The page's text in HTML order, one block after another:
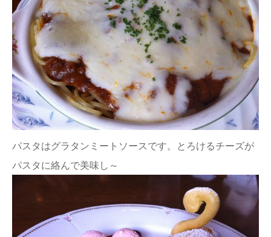
パスタはグラタンミートソースです。とろけるチーズが
パスタに絡んで美味し～